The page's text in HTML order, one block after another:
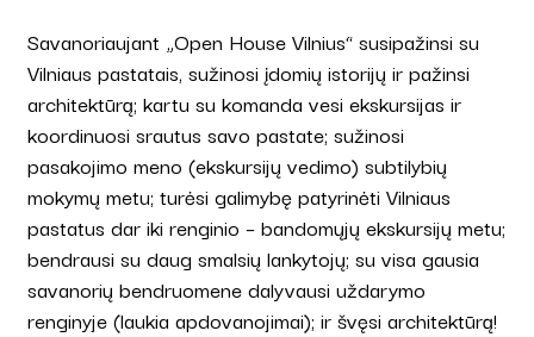
Savanoriaujant „Open House Vilnius“ susipažinsi su
Vilniaus pastatais, sužinosi įdomių istorijų ir pažinsi
architektūrą; kartu su komanda vesi ekskursijas ir
koordinuosi srautus savo pastate; sužinosi
pasakojimo meno (ekskursijų vedimo) subtilybių
mokymų metu; turėsi galimybę patyrinėti Vilniaus
pastatus dar iki renginio – bandomųjų ekskursijų metu;
bendrausi su daug smalsių lankytojų; su visa gausia
savanorių bendruomene dalyvausi uždarymo
renginyje (laukia apdovanojimai); ir švęsi architektūrą!